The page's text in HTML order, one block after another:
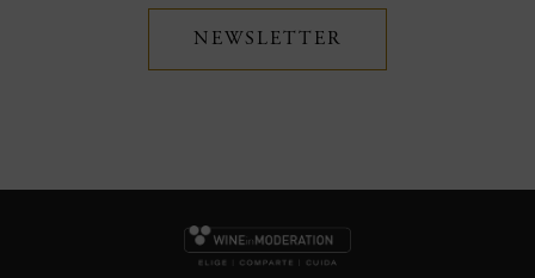
NEWSLETTER